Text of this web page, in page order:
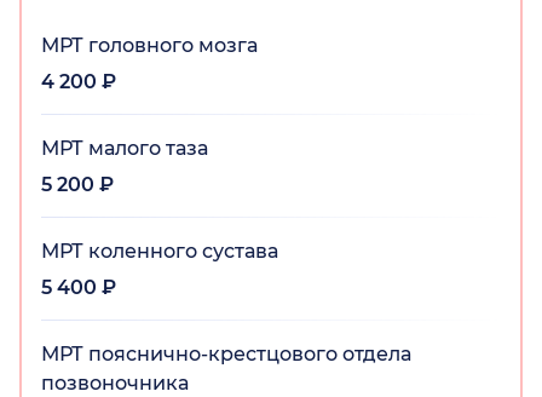
МРТ головного мозга
4 200 ₽
МРТ малого таза
5 200 ₽
МРТ коленного сустава
5 400 ₽
МРТ пояснично-крестцового отдела
позвоночника